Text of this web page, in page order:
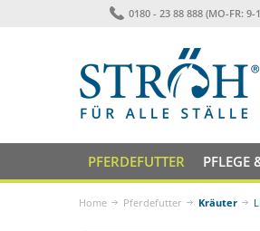
0180 - 23 88 888 (MO-FR: 9-
PFERDEFUTTER PFLEGE
Home Pferdefutter Kräuter